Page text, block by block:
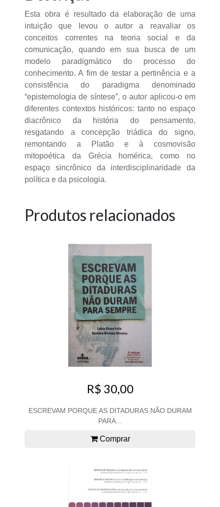
Esta obra é resultado da elaboração de uma
intuição que levou o autor a reavaliar os
conceitos correntes na teoria social e da
comunicação, quando em sua busca de um
modelo paradigmático do processo do
conhecimento. A fim de testar a pertinência e a
consistência do paradigma denominado
“epistemologia de síntese”, o autor aplicou-o em
diferentes contextos históricos: tanto no espaço
diacrônico da história do pensamento,
resgatando a concepção triádica do signo,
remontando a Platão e à cosmovisão
mitopoética da Grécia homérica, como no
espaço sincrônico da interdisciplinaridade da
política e da psicologia.
Produtos relacionados
R$ 30,00
ESCREVAM PORQUE AS DITADURAS NÃO DURAM
PARA...
Comprar